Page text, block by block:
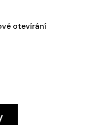
otevírání